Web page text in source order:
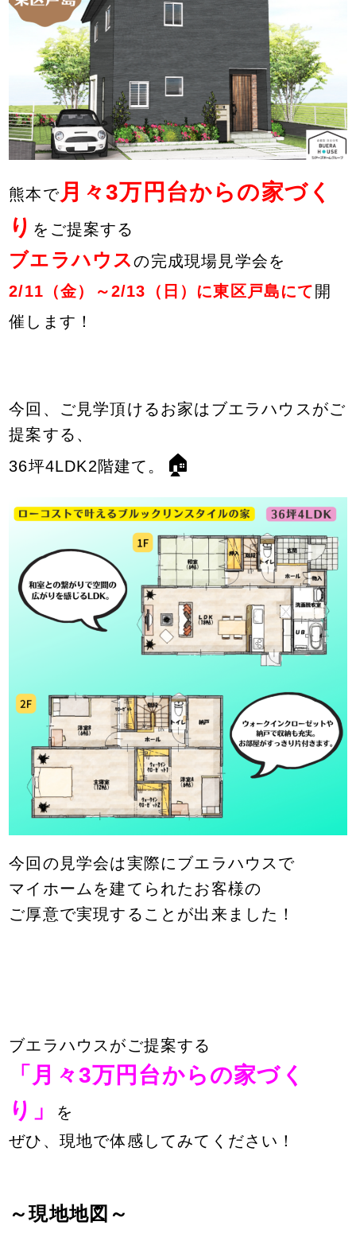
熊本で月々3万円台からの家づく
り をご提案する
ブエラハウスの完成現場見学会を
2/11（金）～2/13（日）に東区戸島にて開
催します！
今回、ご見学頂けるお家はブエラハウスがご
提案する、
36坪4LDK2階建て。
🏠
今回の見学会は実際にブエラハウスで
マイホームを建てられた お客様の
ご厚意で実現することが出来ました！
ブエラハウスがご提案する
「月々3万円台からの家づく
り」
を
ぜひ、現地で体感してみてください！
～現地地図～